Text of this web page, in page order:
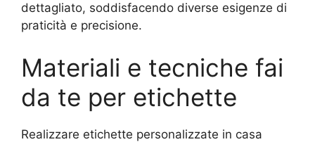
dettagliato, soddisfacendo diverse esigenze di
praticità e precisione.
Materiali e tecniche fai
da te per etichette
Realizzare etichette personalizzate in casa